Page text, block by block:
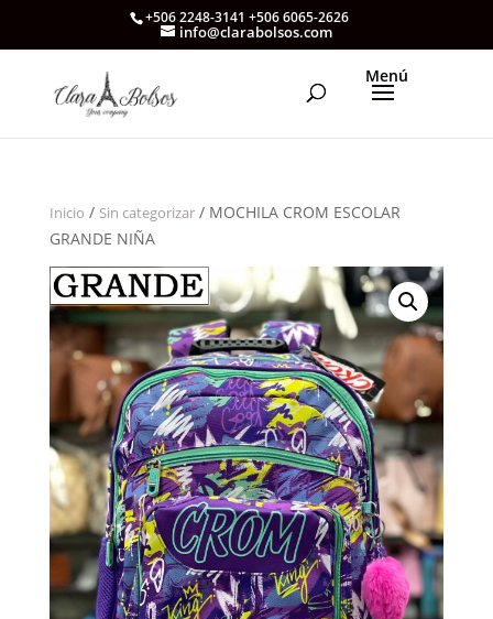
+506 2248-3141 +506 6065-2626
info@clarabolsos.com
Inicio / Sin categorizar/ MOCHILA CROM ESCOLAR
GRANDE NIÑA